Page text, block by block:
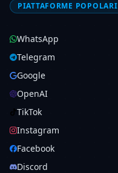
PIATTAFORME POPOLARI
WhatsApp
Telegram
Google
OpenAI
TikTok
Instagram
Facebook
Discord